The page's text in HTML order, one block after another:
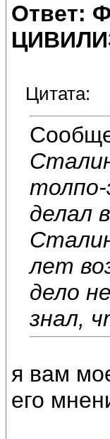
Ответ:
Цитата:
толпо-
делал
лет
дело
знал,
я вам
его